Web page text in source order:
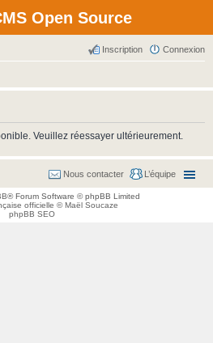
Open Source
Connexion
Inscription
Veuillez réessayer ultérieurement.
L’équipe
Nous contacter
® Forum Software © phpBB Limited
officielle ©Maël Soucaze
phpBB SEO